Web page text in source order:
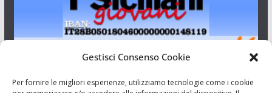
Gestisci Consenso Cookie
Per fornire le migliori esperienze, utilizziamo tecnologie come i cookie